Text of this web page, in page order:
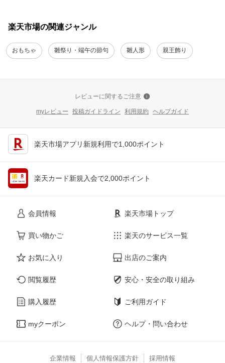
楽天市場の関連ジャンル
おもちゃ 雛祭り・端午の節句 雛人形 親王飾り
レビューに関するご注意
myレビュー 投稿ガイドライン 利用規約 ヘルプガイド
楽天市場アプリ新規利用で1,000ポイント
楽天カード新規入会で2,000ポイント
会員情報
買い物かご
お気に入り
閲覧履歴
購入履歴
myクーポン
楽天市場トップ
楽天のサービス一覧
出店のご案内
安心・安全の取り組み
ご利用ガイド
ヘルプ・問い合わせ
企業情報 個人情報保護方針 採用情報